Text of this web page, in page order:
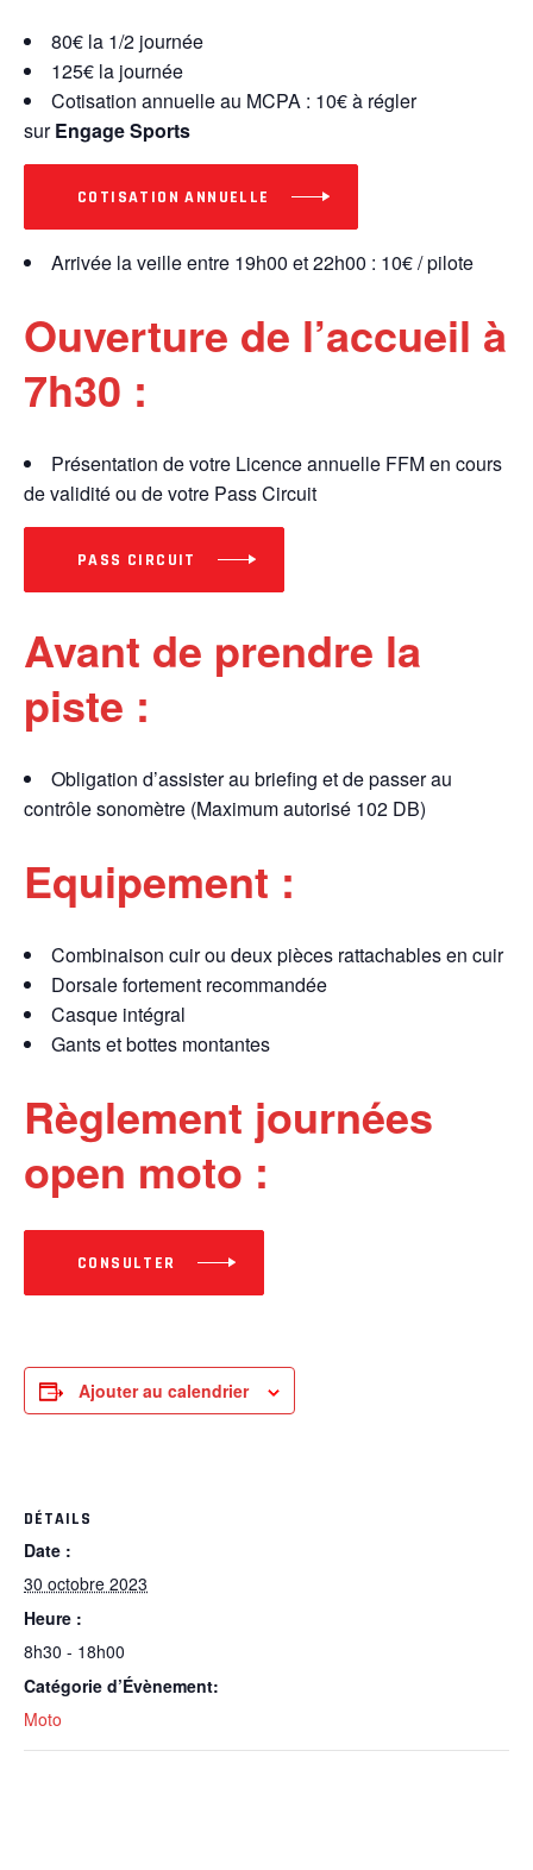
80€ la 1/2 journée
125€ la journée
Cotisation annuelle au MCPA : 10€ à régler
surEngage Sports
COTISATION ANNUELLE
Arrivée la veille entre 19h00 et 22h00 : 10€ / pilote
Ouverture de l’accueil à
7h30 :
Présentation de votre Licence annuelle FFM en cours
de validité ou de votre Pass Circuit
PASS CIRCUIT
Avant de prendre la
piste :
Obligation d’assister au briefing et de passer au
contrôle sonomètre (Maximum autorisé 102 DB)
Equipement :
Combinaison cuir ou deux pièces rattachables en cuir
Dorsale fortement recommandée
Casque intégral
Gants et bottes montantes
Règlement journées
open moto :
CONSULTER
Ajouter au calendrier
DÉTAILS
Date :
30 octobre 2023
Heure :
8h30 - 18h00
Catégorie d’Évènement:
Moto